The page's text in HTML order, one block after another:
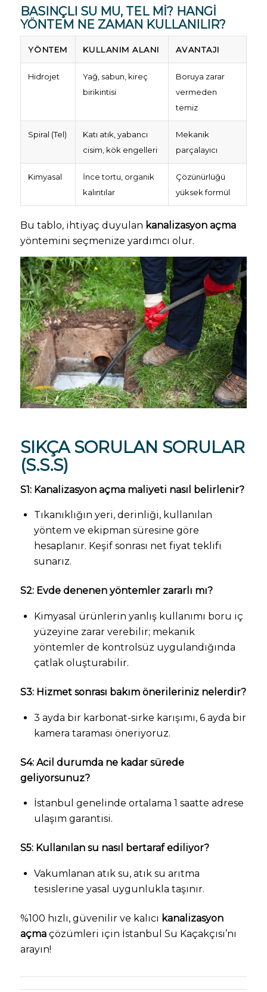
BASINÇLI SU MU, TEL MI? HANGI
YÖNTEM NE ZAMAN KULLANILIR?
YÖNTEM KULLANIM ALANI AVANTAJI
Hidrojet
Yağ, sabun, kireç
birikintisi
Boruya zarar
vermeden
temiz
Spiral (Tel)
Katı atık, yabancı
cisim, kök engelleri
Mekanik
parçalayıcı
Kimyasal
İnce tortu, organik
kalıntılar
Çözünürlüğü
yüksek formül
Bu tablo, ihtiyaç duyulan kanalizasyon açma
yöntemini seçmenize yardımcı olur.
SIKÇA SORULAN SORULAR
(S.S.S)
S1: Kanalizasyon açma maliyeti nasıl belirlenir?
Tıkanıklığın yeri, derinliği, kullanılan
yöntem ve ekipman süresine göre
hesaplanır. Keşif sonrası net fiyat teklifi
sunarız.
S2: Evde denenen yöntemler zararlı mı?
Kimyasal ürünlerin yanlış kullanımı boru iç
yüzeyine zarar verebilir; mekanik
yöntemler de kontrolsüz uygulandığında
çatlak oluşturabilir.
S3: Hizmet sonrası bakım önerileriniz nelerdir?
3 ayda bir karbonat-sirke karışımı, 6 ayda bir
kamera taraması öneriyoruz.
S4: Acil durumda ne kadar sürede
geliyorsunuz?
İstanbul genelinde ortalama 1 saatte adrese
ulaşım garantisi.
S5: Kullanılan su nasıl bertaraf ediliyor?
Vakumlanan atık su, atık su arıtma
tesislerine yasal uygunlukla taşınır.
%100 hızlı, güvenilir ve kalıcı kanalizasyon
açmaçözümleri için İstanbul Su Kaçakçısı’nı
arayın!